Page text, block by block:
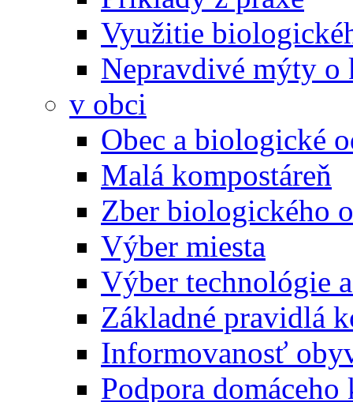
Využitie
Nepravdivé mýty o
v obci
Obec a biologické
Malá kompostáreň
Zber biologického
Výber miesta
Výber technológie
Základné pravidlá
Informovanosť
Podpora